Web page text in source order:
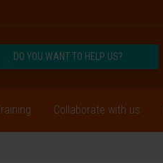
DO YOU WANT TO HELP US?
Collaborate with us